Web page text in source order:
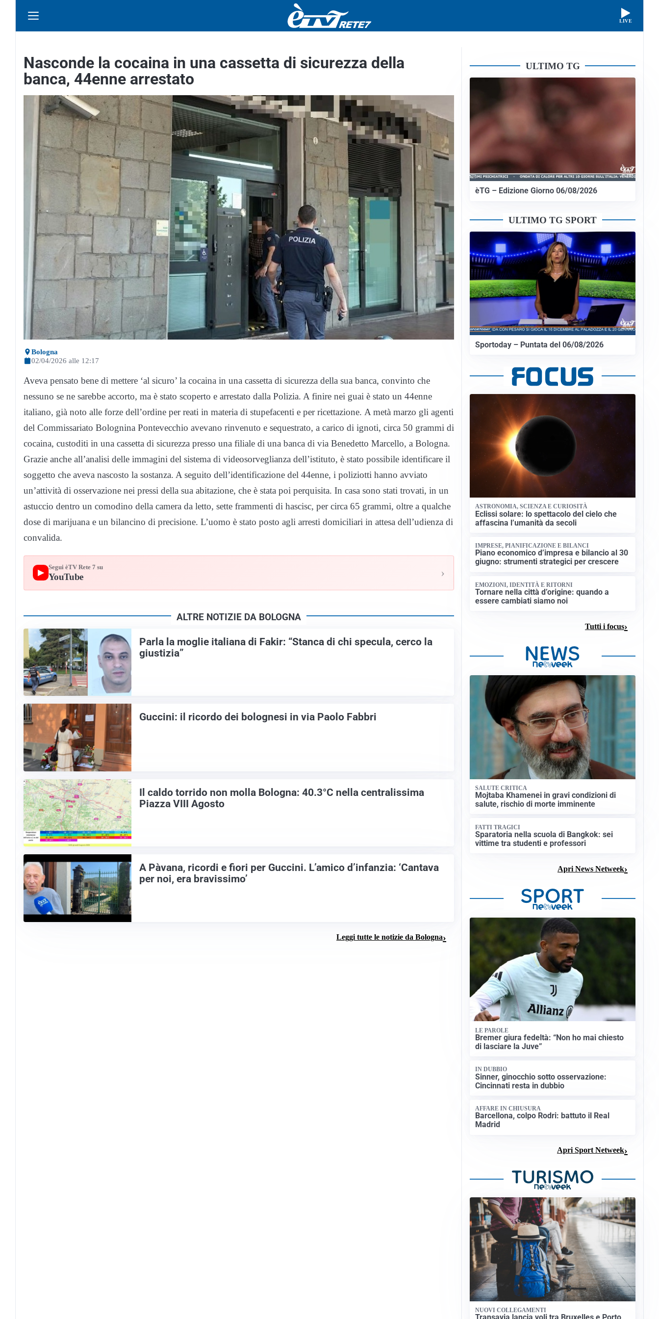
LIVE
Nasconde la cocaina in una cassetta di sicurezza della
banca, 44enne arrestato
Bologna
02/04/2026 alle 12:17
Aveva pensato bene di mettere ‘al sicuro’ la cocaina in una cassetta di sicurezza della sua banca, convinto che
nessuno se ne sarebbe accorto, ma è stato scoperto e arrestato dalla Polizia. A finire nei guai è stato un 44enne
italiano, già noto alle forze dell’ordine per reati in materia di stupefacenti e per ricettazione. A metà marzo gli agenti
del Commissariato Bolognina Pontevecchio avevano rinvenuto e sequestrato, a carico di ignoti, circa 50 grammi di
cocaina, custoditi in una cassetta di sicurezza presso una filiale di una banca di via Benedetto Marcello, a Bologna.
Grazie anche all’analisi delle immagini del sistema di videosorveglianza dell’istituto, è stato possibile identificare il
soggetto che aveva nascosto la sostanza. A seguito dell’identificazione del 44enne, i poliziotti hanno avviato
un’attività di osservazione nei pressi della sua abitazione, che è stata poi perquisita. In casa sono stati trovati, in un
astuccio dentro un comodino della camera da letto, sette frammenti di hascisc, per circa 65 grammi, oltre a qualche
dose di marijuana e un bilancino di precisione. L’uomo è stato posto agli arresti domiciliari in attesa dell’udienza di
convalida.
▶
Segui èTV Rete 7 su
YouTube ›
ALTRE NOTIZIE DA BOLOGNA
Parla la moglie italiana di Fakir: “Stanca di chi specula, cerco la
giustizia”
Guccini: il ricordo dei bolognesi in via Paolo Fabbri
Il caldo torrido non molla Bologna: 40.3°C nella centralissima
Piazza VIII Agosto
A Pàvana, ricordi e fiori per Guccini. L’amico d’infanzia: ‘Cantava
per noi, era bravissimo’
Leggi tutte le notizie da Bologna
ULTIMO TG
èTG – Edizione Giorno 06/08/2026
ULTIMO TG SPORT
Sportoday – Puntata del 06/08/2026
ASTRONOMIA, SCIENZA E CURIOSITÀ
Eclissi solare: lo spettacolo del cielo che
affascina l’umanità da secoli
IMPRESE, PIANIFICAZIONE E BILANCI
Piano economico d’impresa e bilancio al 30
giugno: strumenti strategici per crescere
EMOZIONI, IDENTITÀ E RITORNI
Tornare nella città d’origine: quando a
essere cambiati siamo noi
Tutti i focus
SALUTE CRITICA
Mojtaba Khamenei in gravi condizioni di
salute, rischio di morte imminente
FATTI TRAGICI
Sparatoria nella scuola di Bangkok: sei
vittime tra studenti e professori
Apri News Netweek
LE PAROLE
Bremer giura fedeltà: “Non ho mai chiesto
di lasciare la Juve”
IN DUBBIO
Sinner, ginocchio sotto osservazione:
Cincinnati resta in dubbio
AFFARE IN CHIUSURA
Barcellona, colpo Rodri: battuto il Real
Madrid
Apri Sport Netweek
NUOVI COLLEGAMENTI